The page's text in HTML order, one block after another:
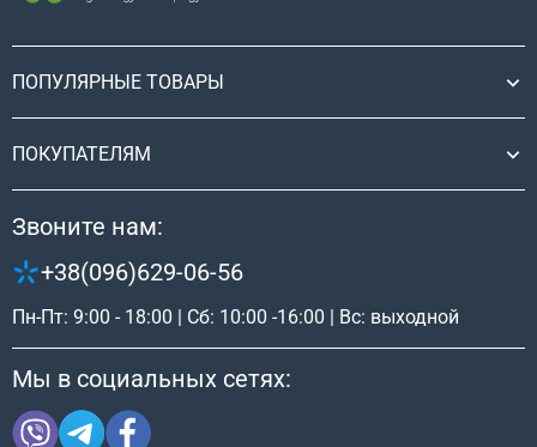
ПОПУЛЯРНЫЕ ТОВАРЫ
ПОКУПАТЕЛЯМ
Звоните нам:
+38(096)629-06-56
Пн-Пт: 9:00 - 18:00 | Сб: 10:00 -16:00 | Вс: выходной
Мы в социальных сетях: